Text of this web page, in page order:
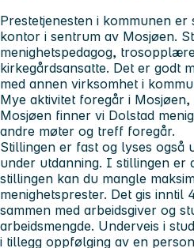
Prestetjenesten i kommunen
kontor i sentrum av Mosjøen.
menighetspedagog,
kirkegårdsansatte. Det er godt
med annen virksomhet i
Mye aktivitet foregår i
Mosjøen finner vi Dolstad
andre møter og treff foregår.
Stillingen er fast og lyses også
under utdanning. I stillingen er
stillingen kan du mangle
menighetsprester. Det gis
sammen med arbeidsgiver og
arbeidsmengde. Underveis i
i tillegg oppfølging av en